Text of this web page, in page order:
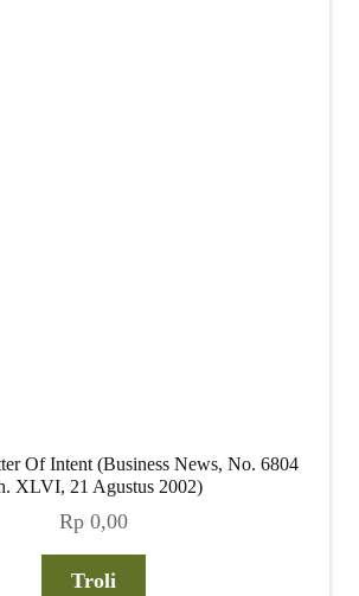
Of Intent (Business News, No. 6804
XLVI, 21 Agustus 2002)
Rp 0,00
Troli